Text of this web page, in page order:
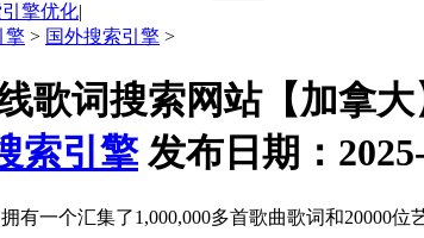
擎优化|
擎 > 国外搜索引擎 >
歌词搜索网站【加拿
索引擎发布日期：
有一个汇集了1,000,000多首歌曲歌词和20000